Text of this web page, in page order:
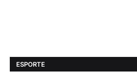
ESPORTE